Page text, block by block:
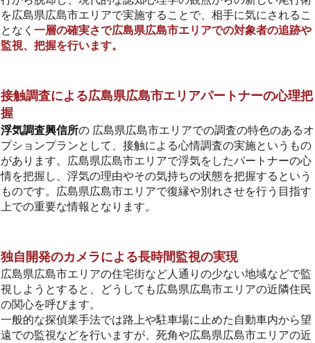
を広島県広島市エリアで実施することで、相手に気にされるこ
となく 一層の確実さで広島県広島市エリアでの対象者の追跡や
監視、把握を行います。
接触調査による広島県広島市エリアパートナーの心理把
握
浮気調査興信所の 広島県広島市エリアでの調査の特色のあるオ
プションプランとして、接触による心情調査の実施というもの
があります。広島県広島市エリアで浮気をしたパートナーの心
情を把握し、浮気の理由やその気持ちの状態を把握するという
ものです。広島県広島市エリアで復縁や別れさせを行う目指す
上での重要な情報となります。
独自開発のカメラによる長時間監視の実現
広島県広島市エリアの住宅街など人通りの少ない地域などで監
視しようとすると、どうしても広島県広島市エリアの近隣住民
の関心を呼びます。
一般的な探偵業手法では路上や駐車場に止めた自動車内から望
遠での監視などを行いますが、死角や広島県広島市エリアの近